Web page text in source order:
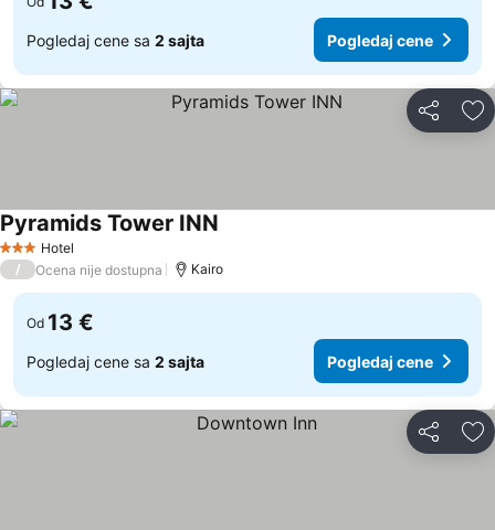
Pogledaj cene sa 2 sajta Pogledaj cene
Deli
3 Zvezdice
Hotel
Pyramids Tower INN
/ Ocena nije dostupna Kairo
Od 13 €
Pogledaj cene sa 2 sajta Pogledaj cene
Deli